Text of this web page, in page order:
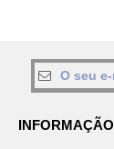
INFORMAÇÃO